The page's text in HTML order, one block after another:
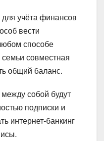
учёта финансов
вести
способе
совместная
общий баланс.
собой будут
подписки и
интернет-банкинг